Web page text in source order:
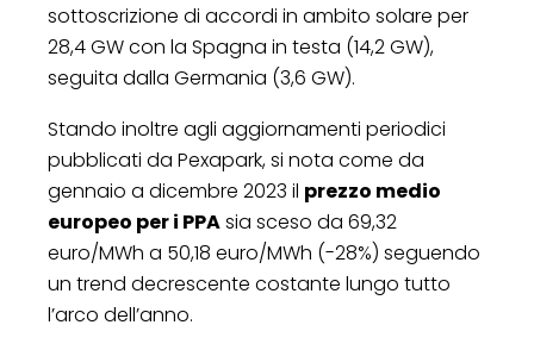
sottoscrizione di accordi in ambito solare per
28,4 GW con la Spagna in testa (14,2 GW),
seguita dalla Germania (3,6 GW).
Stando inoltre agli aggiornamenti periodici
pubblicati da Pexapark, si nota come da
gennaio a dicembre 2023 il prezzo medio
europeo per i PPAsia sceso da 69,32
euro/MWh a 50,18 euro/MWh (-28%) seguendo
un trend decrescente costante lungo tutto
l’arco dell’anno.